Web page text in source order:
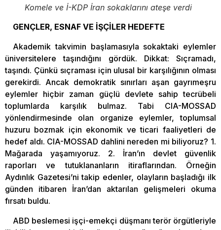
Komele ve İ-KDP İran sokaklarını ateşe verdi
GENÇLER, ESNAF VE İŞÇİLER HEDEFTE
Akademik takvimin başlamasıyla sokaktaki eylemler
üniversitelere taşındığını gördük. Dikkat: Sıçramadı,
taşındı. Çünkü sıçraması için ulusal bir karşılığının olması
gerekirdi. Ancak demokratik sınırları aşan gayrımeşru
eylemler hiçbir zaman güçlü devlete sahip tecrübeli
toplumlarda karşılık bulmaz. Tabi CIA-MOSSAD
yönlendirmesinde olan organize eylemler, toplumsal
huzuru bozmak için ekonomik ve ticari faaliyetleri de
hedef aldı. CIA-MOSSAD dahlini nereden mi biliyoruz? 1.
Mağarada yaşamıyoruz. 2. İran’ın devlet güvenlik
raporları ve tutuklananların itiraflarından. Örneğin
Aydınlık Gazetesi’ni takip edenler, olayların başladığı ilk
günden itibaren İran’dan aktarılan gelişmeleri okuma
fırsatı buldu.
ABD beslemesi işçi-emekçi düşmanı terör örgütleriyle